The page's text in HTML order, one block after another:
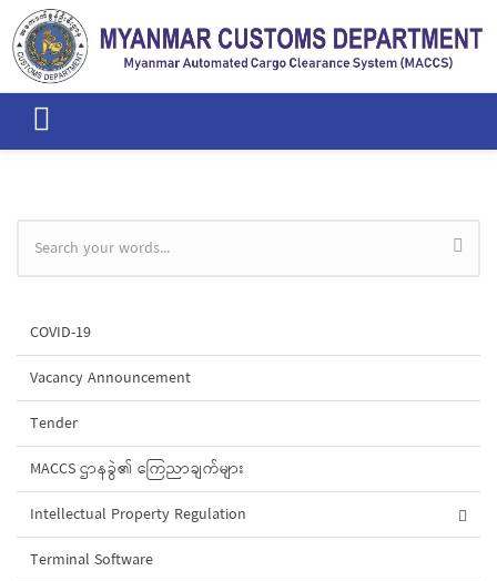
Skip to main content
Search form
COVID-19
Vacancy Announcement
Tender
MACCS ဌာနခွဲ၏ ကြေညာချက်များ
Intellectual Property Regulation
Terminal Software